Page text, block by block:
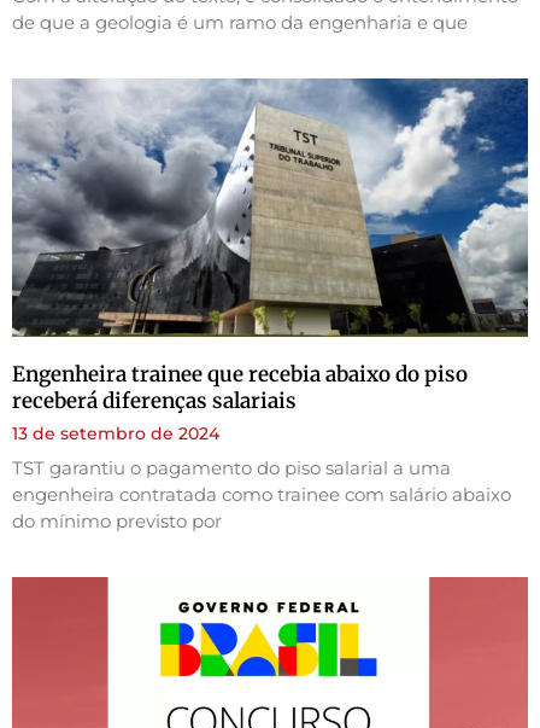
de que a geologia é um ramo da engenharia e que
Engenheira trainee que recebia abaixo do piso
receberá diferenças salariais
13 de setembro de 2024
TST garantiu o pagamento do piso salarial a uma
engenheira contratada como trainee com salário abaixo
do mínimo previsto por